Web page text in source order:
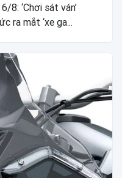
8: ‘Chơi sát ván’
ra mắt ‘xe ga...